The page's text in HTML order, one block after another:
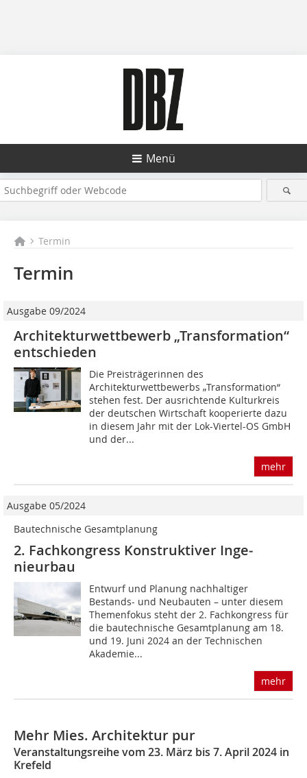
Menü
Termin
Termin
Ausgabe 09/2024
Architekturwettbewerb „Transformation“
entschieden
Die Preisträgerinnen des
Architekturwettbewerbs „Transformation“
stehen fest. Der ausrichtende Kulturkreis
der deutschen Wirtschaft kooperierte dazu
in diesem Jahr mit der Lok-Viertel-OS GmbH
und der...
mehr
Ausgabe 05/2024
Bautechnische Gesamtplanung
2. Fachkongress Konstruktiver Inge­
nieurbau
Entwurf und Planung nachhaltiger
Bestands- und Neubauten – unter diesem
Themenfokus steht der 2. Fachkongress für
die bautechnische Gesamtplanung am 18.
und 19. Juni 2024 an der Technischen
Akademie...
mehr
Mehr Mies. Architektur pur
Veranstaltungsreihe vom 23. März bis 7. April 2024 in
Krefeld